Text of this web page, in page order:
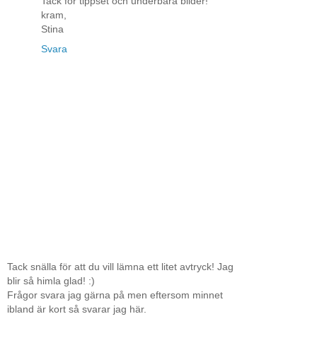
kram,
Stina
Svara
Tack snälla för att du vill lämna ett litet avtryck! Jag
blir så himla glad! :)
Frågor svara jag gärna på men eftersom minnet
ibland är kort så svarar jag här.